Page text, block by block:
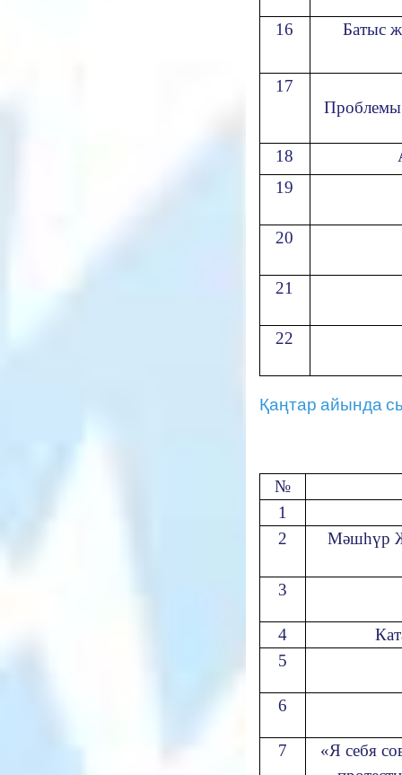
16 Батыс
17
Проблемы
18
19
20
21
22
Қаңтар айында
№
1
2
Мәшһүр
3
4
5
6
7
«Я себя